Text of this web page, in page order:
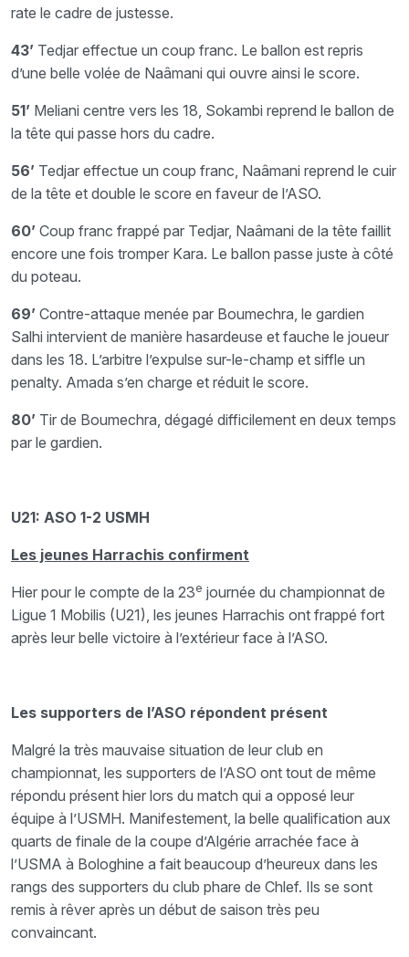
rate le cadre de justesse.
43’ Tedjar effectue un coup franc. Le ballon est repris
d’une belle volée de Naâmani qui ouvre ainsi le score.
51’ Meliani centre vers les 18, Sokambi reprend le ballon de
la tête qui passe hors du cadre.
56’ Tedjar effectue un coup franc, Naâmani reprend le cuir
de la tête et double le score en faveur de l’ASO.
60’ Coup franc frappé par Tedjar, Naâmani de la tête faillit
encore une fois tromper Kara. Le ballon passe juste à côté
du poteau.
69’ Contre-attaque menée par Boumechra, le gardien
Salhi intervient de manière hasardeuse et fauche le joueur
dans les 18. L’arbitre l’expulse sur-le-champ et siffle un
penalty. Amada s’en charge et réduit le score.
80’ Tir de Boumechra, dégagé difficilement en deux temps
par le gardien.
U21: ASO 1-2 USMH
Les jeunes Harrachis confirment
Hier pour le compte de la 23e journée du championnat de
Ligue 1 Mobilis (U21), les jeunes Harrachis ont frappé fort
après leur belle victoire à l’extérieur face à l’ASO.
Les supporters de l’ASO répondent présent
Malgré la très mauvaise situation de leur club en
championnat, les supporters de l’ASO ont tout de même
répondu présent hier lors du match qui a opposé leur
équipe à l’USMH. Manifestement, la belle qualification aux
quarts de finale de la coupe d’Algérie arrachée face à
l’USMA à Bologhine a fait beaucoup d’heureux dans les
rangs des supporters du club phare de Chlef. Ils se sont
remis à rêver après un début de saison très peu
convaincant.